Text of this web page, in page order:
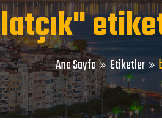
Ana Sayfa Etiketler